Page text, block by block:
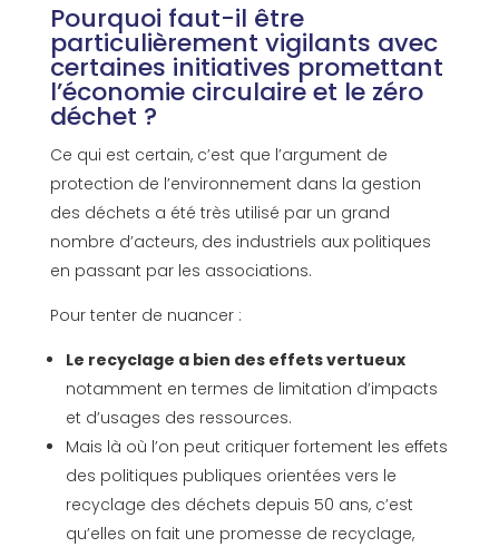
Pourquoi faut-il être
particulièrement vigilants avec
certaines initiatives promettant
l’économie circulaire et le zéro
déchet ?
Ce qui est certain, c’est que l’argument de
protection de l’environnement dans la gestion
des déchets a été très utilisé par un grand
nombre d’acteurs, des industriels aux politiques
en passant par les associations.
Pour tenter de nuancer :
Le recyclage a bien des effets vertueux
notamment en termes de limitation d’impacts
et d’usages des ressources.
Mais là où l’on peut critiquer fortement les effets
des politiques publiques orientées vers le
recyclage des déchets depuis 50 ans, c’est
qu’elles on fait une promesse de recyclage,